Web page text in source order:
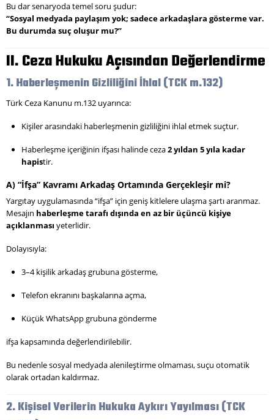
Bu dar senaryoda temel soru şudur:
“Sosyal medyada paylaşım yok; sadece arkadaşlara gösterme var.
Bu durumda suç oluşur mu?”
II. Ceza Hukuku Açısından Değerlendirme
1. Haberleşmenin Gizliliğini İhlal (TCK m.132)
Türk Ceza Kanunu m.132 uyarınca:
Kişiler arasındaki haberleşmenin gizliliğini ihlal etmek suçtur.
Haberleşme içeriğinin ifşası halinde ceza2 yıldan 5 yıla kadar
hapistir.
A) “İfşa” Kavramı Arkadaş Ortamında Gerçekleşir mi?
Yargıtay uygulamasında “ifşa” için geniş kitlelere ulaşma şartı aranmaz.
Mesajın haberleşme tarafı dışında en az bir üçüncü kişiye
açıklanması yeterlidir.
Dolayısıyla:
3–4 kişilik arkadaş grubuna gösterme,
Telefon ekranını başkalarına açma,
Küçük WhatsApp grubuna gönderme
ifşa kapsamında değerlendirilebilir.
Bu nedenle sosyal medyada alenileştirme olmaması, suçu otomatik
olarak ortadan kaldırmaz.
2. Kişisel Verilerin Hukuka Aykırı Yayılması (TCK